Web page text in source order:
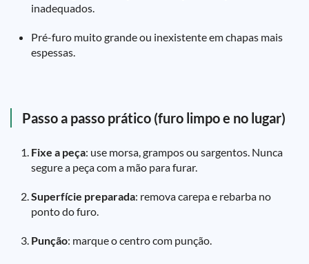
inadequados.
Pré-furo muito grande ou inexistente em chapas mais
espessas.
Passo a passo prático (furo limpo e no lugar)
Fixe a peça: use morsa, grampos ou sargentos. Nunca
segure a peça com a mão para furar.
Superfície preparada: remova carepa e rebarba no
ponto do furo.
Punção: marque o centro com punção.